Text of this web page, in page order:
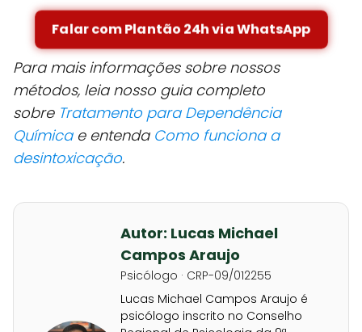
Falar com Plantão 24h via WhatsApp
Para mais informações sobre nossos
métodos, leia nosso guia completo
sobre Tratamento para Dependência
Químicae entenda Como funciona a
desintoxicação.
Autor: Lucas Michael
Campos Araujo
Psicólogo · CRP-09/012255
Lucas Michael Campos Araujo é
psicólogo inscrito no Conselho